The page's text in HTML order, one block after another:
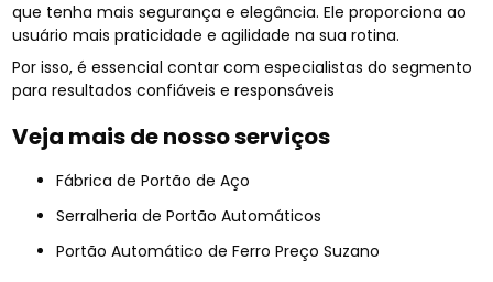
que tenha mais segurança e elegância. Ele proporciona ao
usuário mais praticidade e agilidade na sua rotina.
Por isso, é essencial contar com especialistas do segmento
para resultados confiáveis e responsáveis
Veja mais de nosso serviços
Fábrica de Portão de Aço
Serralheria de Portão Automáticos
Portão Automático de Ferro Preço Suzano